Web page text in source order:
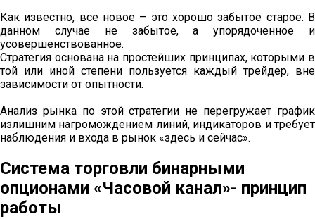
Как известно, все новое – это хорошо забытое старое. В
данном случае не забытое, а упорядоченное и
усовершенствованное.
Стратегия основана на простейших принципах, которыми в
той или иной степени пользуется каждый трейдер, вне
зависимости от опытности.
Анализ рынка по этой стратегии не перегружает график
излишним нагромождением линий, индикаторов и требует
наблюдения и входа в рынок «здесь и сейчас».
Система торговли бинарными
опционами «Часовой канал»- принцип
работы